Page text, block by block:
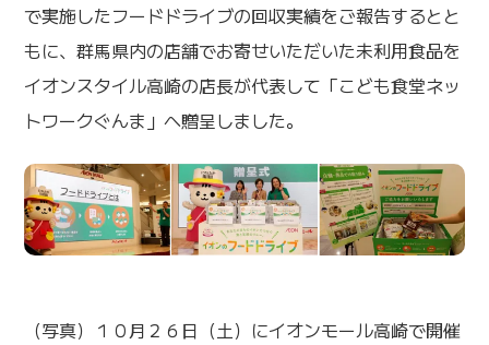
で実施したフードドライブの回収実績をご報告するとと
もに、群馬県内の店舗でお寄せいただいた未利用食品を
イオンスタイル高崎の店長が代表して「こども食堂ネッ
トワークぐんま」へ贈呈しました。
（写真）１０月２６日（土）にイオンモール高崎で開催